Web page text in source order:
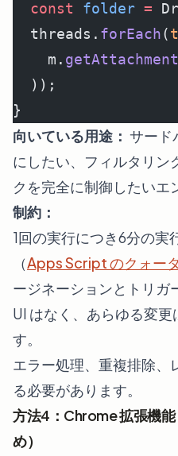
  const
folder =
  threads.
forEach(t
    m.
  ));
}
向いている用途： サード
にしたい、フィルタリン
クを完全に制御したいエ
制約：
1回の実行につき6分の実
（Apps Script のクォータ
ージネーションとトリガ
UI はなく、あらゆる変
す。
エラー処理、重複排除、
る必要があります。
方法4：Chrome 拡張機
め）